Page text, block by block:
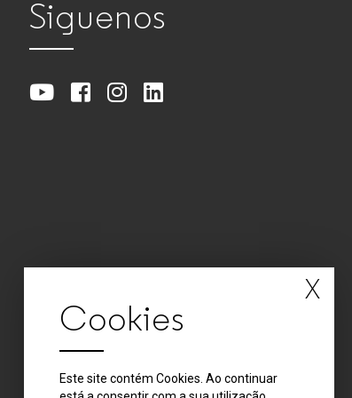
Siguenos
X
Cookies
Este site contém Cookies. Ao continuar